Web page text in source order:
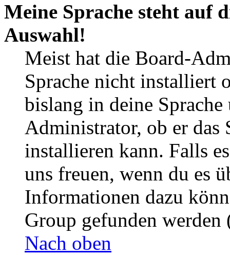
Meine Sprache steht auf
Auswahl!
Meist hat die Board-
Sprache nicht installiert
bislang in deine
Administrator, ob er das
installieren kann. Falls
uns freuen, wenn du es
Informationen dazu
Group gefunden
Nach oben